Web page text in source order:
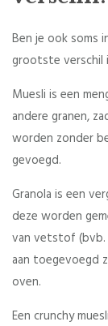
Ben je ook soms
grootste verschil
Muesli is een
andere granen,
worden zonder
gevoegd.
Granola is een
deze worden
van vetstof
aan toegevoegd
oven.
Een crunchy